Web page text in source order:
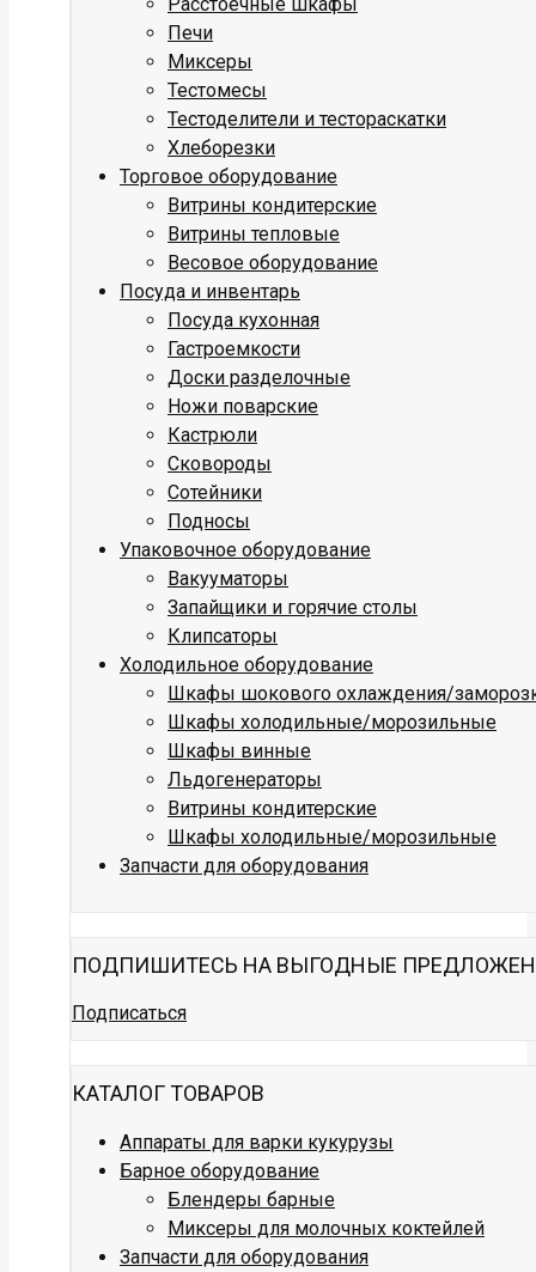
Печи
Миксеры
Тестомесы
Тестоделители и тестораскатки
Хлеборезки
Торговое оборудование
Витрины кондитерские
Витрины тепловые
Весовое оборудование
Посуда и инвентарь
Посуда кухонная
Гастроемкости
Доски разделочные
Ножи поварские
Кастрюли
Сковороды
Сотейники
Подносы
Упаковочное оборудование
Вакууматоры
Запайщики и горячие столы
Клипсаторы
Холодильное оборудование
Шкафы шокового охлаждения/
Шкафы холодильные/морозильные
Шкафы винные
Льдогенераторы
Витрины кондитерские
Шкафы холодильные/морозильные
Запчасти для оборудования
ПОДПИШИТЕСЬ НА ВЫГОДНЫЕ
Подписаться
КАТАЛОГ ТОВАРОВ
Аппараты для варки кукурузы
Барное оборудование
Блендеры барные
Миксеры для молочных коктейлей
Запчасти для оборудования